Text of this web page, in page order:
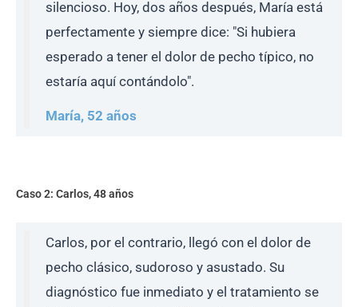
silencioso. Hoy, dos años después, María está
perfectamente y siempre dice: "Si hubiera
esperado a tener el dolor de pecho típico, no
estaría aquí contándolo".
María, 52 años
Caso 2: Carlos, 48 años
Carlos, por el contrario, llegó con el dolor de
pecho clásico, sudoroso y asustado. Su
diagnóstico fue inmediato y el tratamiento se